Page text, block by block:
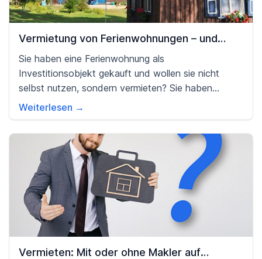
Vermietung von Ferienwohnungen – und
dafür anfallenden Steuern
Sie haben eine Ferienwohnung als
Investitionsobjekt gekauft und wollen sie nicht
selbst nutzen, sondern vermieten? Sie haben
andere Einkünfte als die Einnahmen aus dieser
Vermietung? Welche Art von Steuern müssen Sie für
eine kurzfristige Vermietung zahlen? Und: Wo liegen
die Unterschiede zwischen kurz- und langfristiger
Vermietung?
Weiterlesen →
Vermieten: Mit oder ohne Makler auf